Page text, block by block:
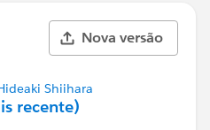
Nova versão
Shiihara
recente)